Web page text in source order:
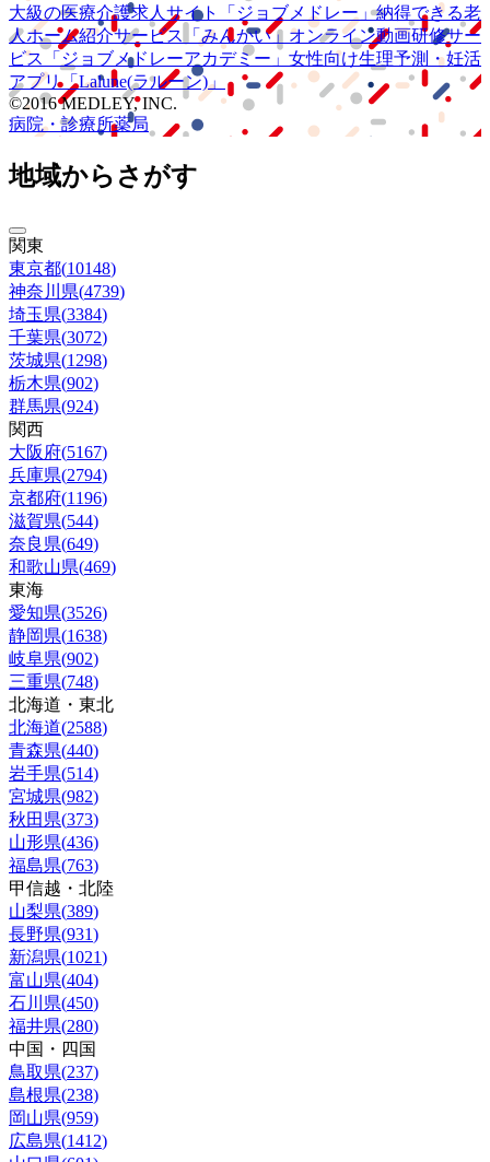
大級の医療介護求人サイト 「ジョブメドレー」納得できる老
人ホーム紹介サービス
「みんかい」 オンライン動画研修サー
ビス
「ジョブメドレーアカデミー」 女性向け生理予測・妊活
アプリ「Lalune(ラルーン)」
©2016 MEDLEY, INC.
病院・診療所薬局
地域からさがす
関東
東京都(10148)
神奈川県(4739)
埼玉県(3384)
千葉県(3072)
茨城県(1298)
栃木県(902)
群馬県(924)
関西
大阪府(5167)
兵庫県(2794)
京都府(1196)
滋賀県(544)
奈良県(649)
和歌山県(469)
東海
愛知県(3526)
静岡県(1638)
岐阜県(902)
三重県(748)
北海道・東北
北海道(2588)
青森県(440)
岩手県(514)
宮城県(982)
秋田県(373)
山形県(436)
福島県(763)
甲信越・北陸
山梨県(389)
長野県(931)
新潟県(1021)
富山県(404)
石川県(450)
福井県(280)
中国・四国
鳥取県(237)
島根県(238)
岡山県(959)
広島県(1412)